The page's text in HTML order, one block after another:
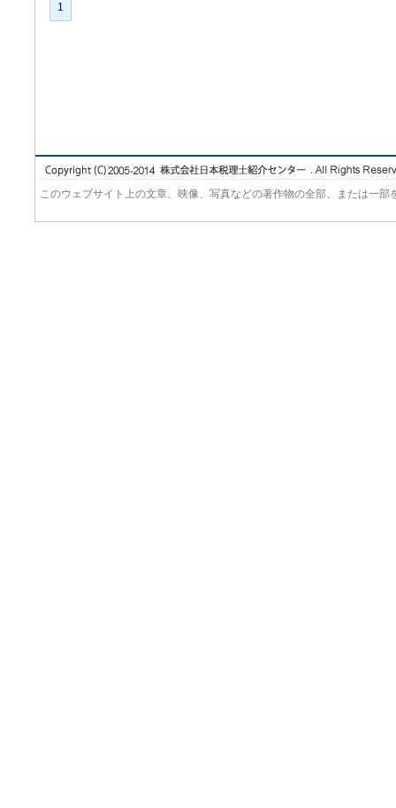
1
このウェブサイト上の文章、映像、写真などの著作物の全部、または一